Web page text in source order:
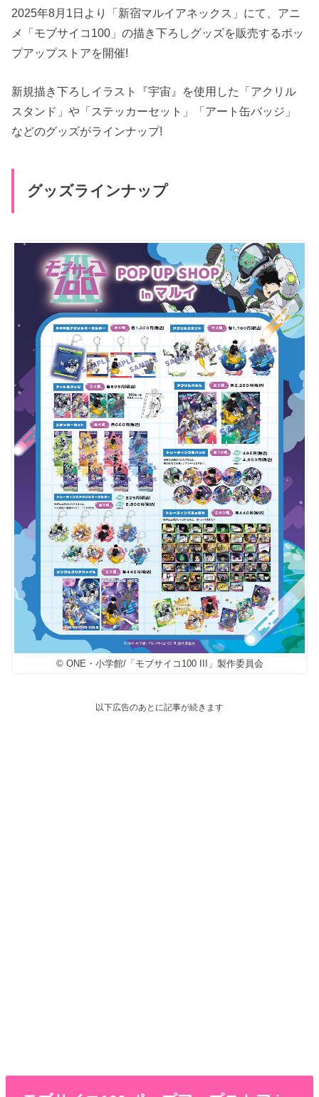
2025年8月1日より「新宿マルイアネックス」にて、アニ
メ「モブサイコ100」の描き下ろしグッズを販売するポッ
プアップストアを開催!
新規描き下ろしイラスト『宇宙』を使用した「アクリル
スタンド」や「ステッカーセット」「アート缶バッジ」
などのグッズがラインナップ!
グッズラインナップ
© ONE・小学館/「モブサイコ100 III」製作委員会
以下広告のあとに記事が続きます